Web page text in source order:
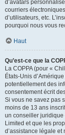
d’avatars
courriers
d’utilisateurs, etc.
pourquoi nous vous
Haut
Qu’est-ce que la
La COPPA (pour «
États-Unis
potentiellement des
consentement écrit
Si vous ne savez pas
moins de 13 ans
un conseiller juridique
Limited et que les
d’assistance légale et